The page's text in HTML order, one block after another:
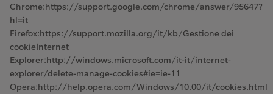
Chrome:https://support.google.com/chrome/answer/95647?
hl=it
Firefox:https://support.mozilla.org/it/kb/Gestione dei
cookieInternet
Explorer:http://windows.microsoft.com/it-it/internet-
explorer/delete-manage-cookies#ie=ie-11
Opera:http://help.opera.com/Windows/10.00/it/cookies.html